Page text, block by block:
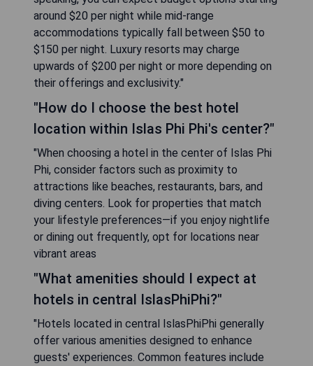
around $20 per night while mid-range
accommodations typically fall between $50 to
$150 per night. Luxury resorts may charge
upwards of $200 per night or more depending on
their offerings and exclusivity."
"How do I choose the best hotel
location within Islas Phi Phi's center?"
"When choosing a hotel in the center of Islas Phi
Phi, consider factors such as proximity to
attractions like beaches, restaurants, bars, and
diving centers. Look for properties that match
your lifestyle preferences—if you enjoy nightlife
or dining out frequently, opt for locations near
vibrant areas
"What amenities should I expect at
hotels in central IslasPhiPhi?"
"Hotels located in central IslasPhiPhi generally
offer various amenities designed to enhance
guests' experiences. Common features include